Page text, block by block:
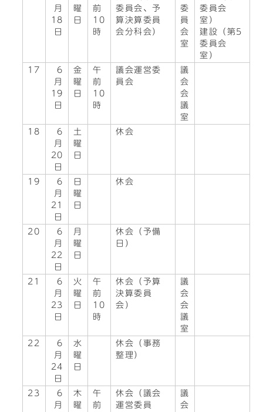
月
18
日
曜
日
前
10
時
委員会、予
算決算委員
会分科会）
委
員
会
室
委員会
室）
建設（第5
委員会
室）
17
6
月
19
日
金
曜
日
午
前
10
時
議会運営委
員会
議
会
会
議
室
18
6
月
20
日
土
曜
日
休会
19
6
月
21
日
日
曜
日
休会
20
6
月
22
日
月
曜
日
休会（予備
日）
21
6
月
23
日
火
曜
日
午
前
10
時
休会（予算
決算委員
会）
議
会
会
議
室
22
6
月
24
日
水
曜
日
休会（事務
整理）
23
6
月
木
曜
午
前
休会（議会
運営委員
議
会